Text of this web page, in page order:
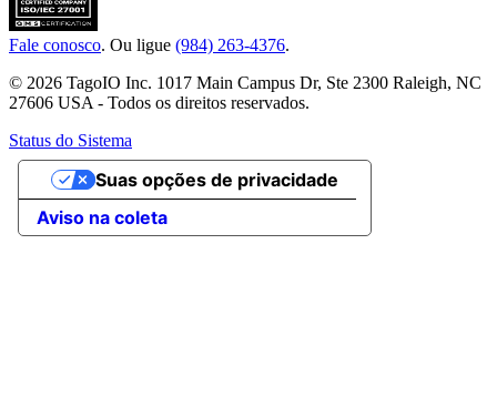
Fale conosco. Ou ligue (984) 263-4376.
© 2026 TagoIO Inc. 1017 Main Campus Dr, Ste 2300 Raleigh, NC
27606 USA - Todos os direitos reservados.
Status do Sistema
Aviso na coleta
Suas opções de privacidade